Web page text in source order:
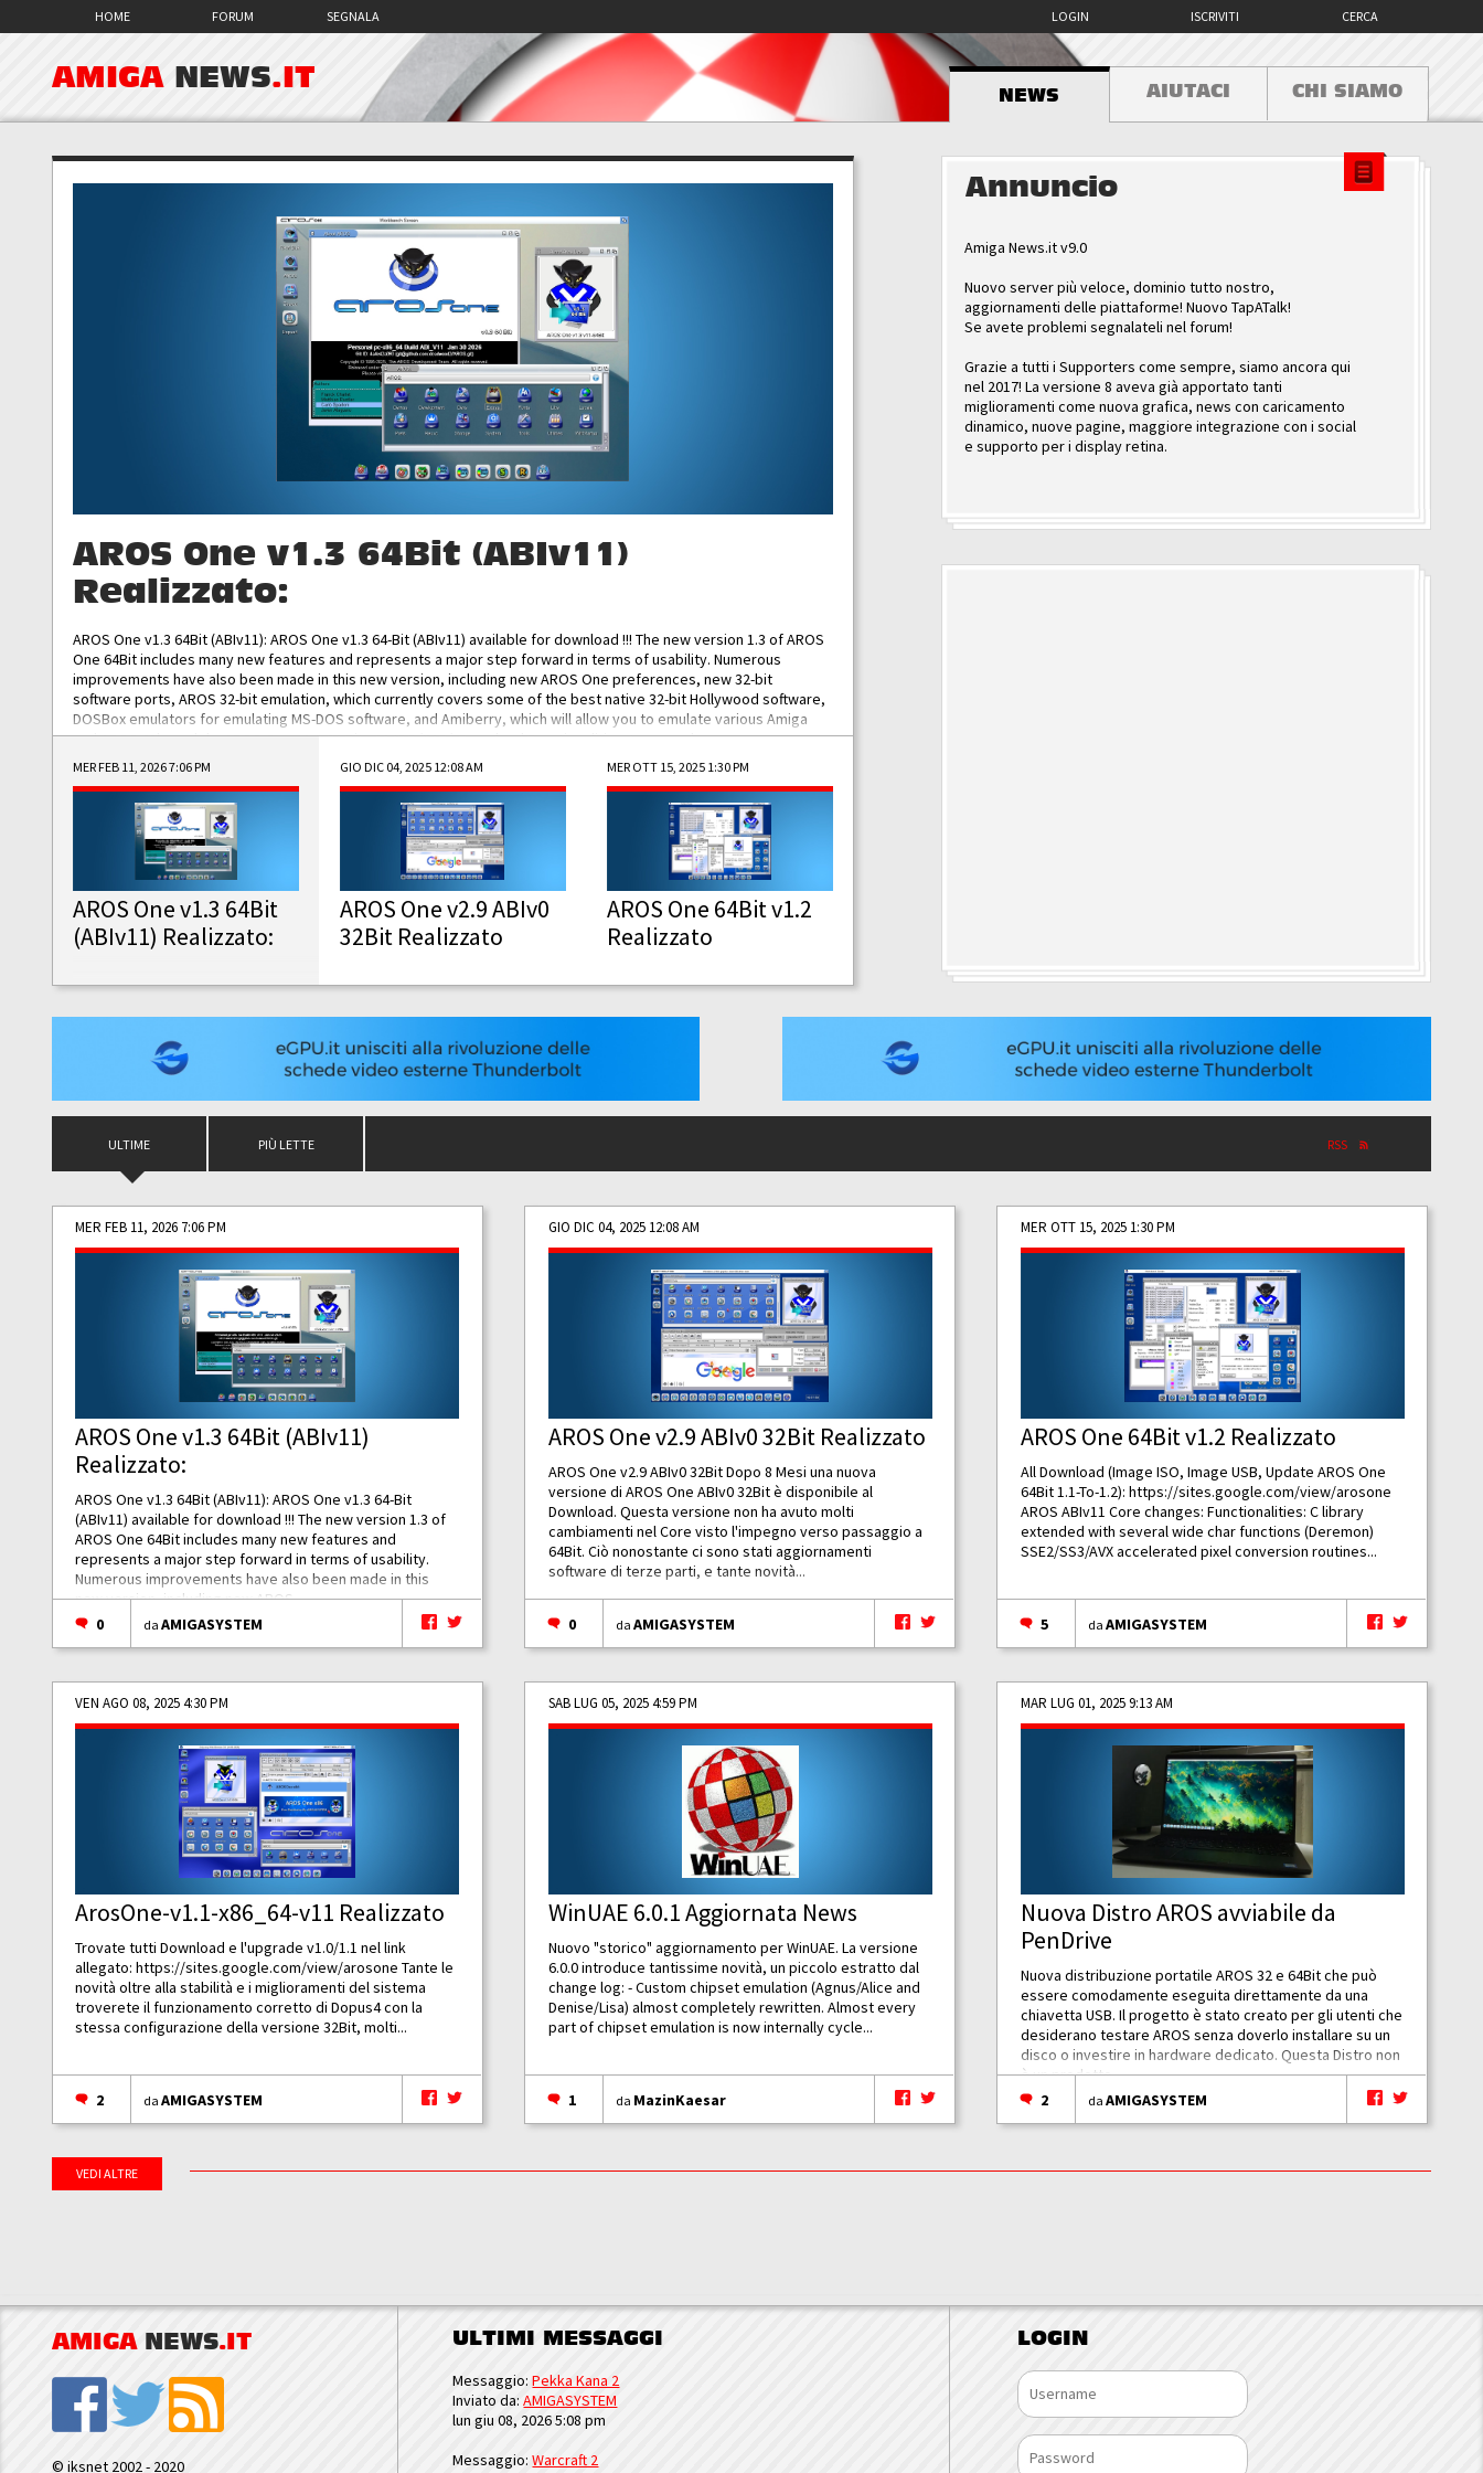
HOME FORUM SEGNALA CERCA
ISCRIVITI
LOGIN
AMIGA NEWS.IT
NEWS AIUTACI CHI SIAMO
AROS One v1.3 64Bit (ABIv11)
Realizzato:
AROS One v1.3 64Bit (ABIv11): AROS One v1.3 64-Bit (ABIv11) available for download !!! The new version 1.3 of AROS
One 64Bit includes many new features and represents a major step forward in terms of usability. Numerous
improvements have also been made in this new version, including new AROS One preferences, new 32-bit
software ports, AROS 32-bit emulation, which currently covers some of the best native 32-bit Hollywood software,
DOSBox emulators for emulating MS-DOS software, and Amiberry, which will allow you to emulate various Amiga
and AROS 68k models. AROS One v1.3 64-Bit-v11 ISO/IMG/: Download Functionalities: Improved...
MER FEB 11, 2026 7:06 PM
AROS One v1.3 64Bit
(ABIv11) Realizzato:
GIO DIC 04, 2025 12:08 AM
AROS One v2.9 ABIv0
32Bit Realizzato
MER OTT 15, 2025 1:30 PM
AROS One 64Bit v1.2
Realizzato
Annuncio
Amiga News.it v9.0
Nuovo server più veloce, dominio tutto nostro,
aggiornamenti delle piattaforme! Nuovo TapATalk!
Se avete problemi segnalateli nel forum!
Grazie a tutti i Supporters come sempre, siamo ancora qui
nel 2017! La versione 8 aveva già apportato tanti
miglioramenti come nuova grafica, news con caricamento
dinamico, nuove pagine, maggiore integrazione con i social
e supporto per i display retina.
ULTIME PIÙ LETTE RSS
MER FEB 11, 2026 7:06 PM
AROS One v1.3 64Bit (ABIv11)
Realizzato:
AROS One v1.3 64Bit (ABIv11): AROS One v1.3 64-Bit
(ABIv11) available for download !!! The new version 1.3 of
AROS One 64Bit includes many new features and
represents a major step forward in terms of usability.
Numerous improvements have also been made in this
new version, including new AROS...
0
daAMIGASYSTEM
GIO DIC 04, 2025 12:08 AM
AROS One v2.9 ABIv0 32Bit Realizzato
AROS One v2.9 ABIv0 32Bit Dopo 8 Mesi una nuova
versione di AROS One ABIv0 32Bit è disponibile al
Download. Questa versione non ha avuto molti
cambiamenti nel Core visto l'impegno verso passaggio a
64Bit. Ciò nonostante ci sono stati aggiornamenti
software di terze parti, e tante novità...
0 daAMIGASYSTEM
MER OTT 15, 2025 1:30 PM
AROS One 64Bit v1.2 Realizzato
All Download (Image ISO, Image USB, Update AROS One
64Bit 1.1-To-1.2): https://sites.google.com/view/arosone
AROS ABIv11 Core changes: Functionalities: C library
extended with several wide char functions (Deremon)
SSE2/SS3/AVX accelerated pixel conversion routines...
5 daAMIGASYSTEM
VEN AGO 08, 2025 4:30 PM
ArosOne-v1.1-x86_64-v11 Realizzato
Trovate tutti Download e l'upgrade v1.0/1.1 nel link
allegato:https://sites.google.com/view/arosone Tante le
novità oltre alla stabilità e i miglioramenti del sistema
troverete il funzionamento corretto di Dopus4 con la
stessa configurazione della versione 32Bit, molti...
2 daAMIGASYSTEM
SAB LUG 05, 2025 4:59 PM
WinUAE 6.0.1 Aggiornata News
Nuovo "storico" aggiornamento per WinUAE. La versione
6.0.0 introduce tantissime novità, un piccolo estratto dal
change log: - Custom chipset emulation (Agnus/Alice and
Denise/Lisa) almost completely rewritten. Almost every
part of chipset emulation is now internally cycle...
1 da MazinKaesar
MAR LUG 01, 2025 9:13 AM
Nuova Distro AROS avviabile da
PenDrive
Nuova distribuzione portatile AROS 32 e 64Bit che può
essere comodamente eseguita direttamente da una
chiavetta USB. Il progetto è stato creato per gli utenti che
desiderano testare AROS senza doverlo installare su un
disco o investire in hardware dedicato. Questa Distro non
è un prodotto...
2
daAMIGASYSTEM
VEDI ALTRE
AMIGA NEWS.IT
© iksnet 2002 - 2020
ULTIMI MESSAGGI
Messaggio:Pekka Kana 2
Inviato da:AMIGASYSTEM
lun giu 08, 2026 5:08 pm
Messaggio:Warcraft 2
LOGIN